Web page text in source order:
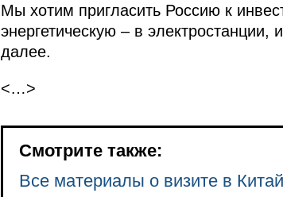
Мы хотим пригласить Россию к
энергетическую – в
далее.
<…>
Смотрите также:
Все материалы о визите в Китай